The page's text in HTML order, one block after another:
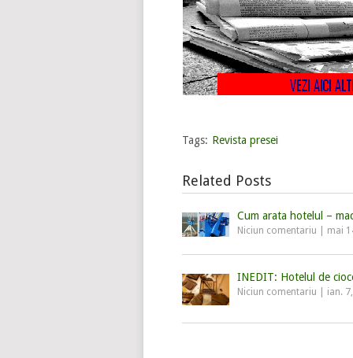
Tags: Revista presei
Related Posts
Cum arata hotelul –
Niciun comentariu mai
INEDIT: Hotelul de
Niciun comentariu ian.